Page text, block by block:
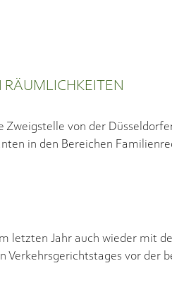
RÄUMLICHKEITEN
Zweigstelle von der
in den Bereichen
letzten Jahr auch wieder mit
Verkehrsgerichtstages vor der